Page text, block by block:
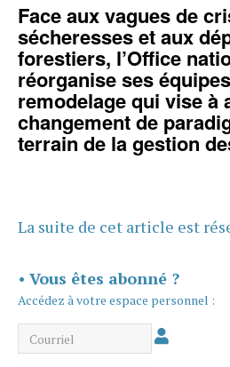
Face aux vagues de
sécheresses et aux
forestiers, l’Office
réorganise ses
remodelage qui vise à
changement de
terrain de la gestion
La suite de cet article est
• Vous êtes abonné ?
Accédez à votre espace personnel :
Courriel